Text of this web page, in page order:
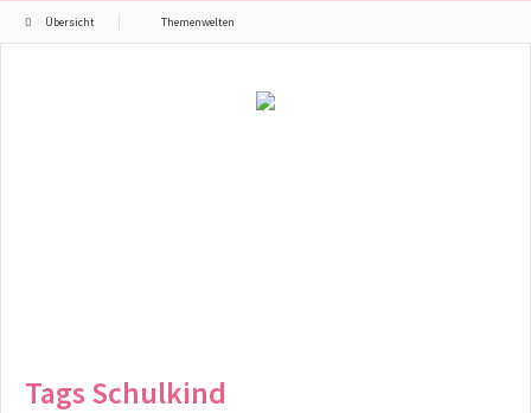
Übersicht Themenwelten
Tags Schulkind